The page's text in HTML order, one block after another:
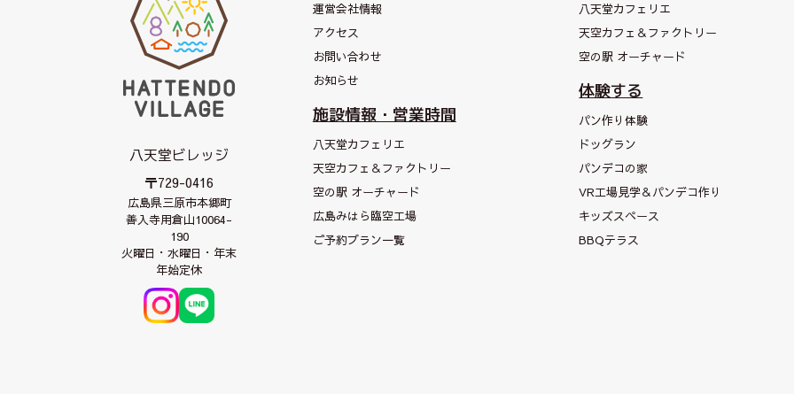
八天堂ビレッジ
〒729-0416
広島県三原市本郷町
善入寺用倉山10064-
190
火曜日・水曜日・年末
年始定休
運営会社情報
アクセス
お問い合わせ
お知らせ
施設情報・営業時間
八天堂カフェリエ
天空カフェ＆ファクトリー
空の駅 オーチャード
広島みはら臨空工場
ご予約プラン一覧
八天堂カフェリエ
天空カフェ＆ファクトリー
空の駅 オーチャード
体験する
パン作り体験
ドッグラン
パンデコの家
VR工場見学＆パンデコ作り
キッズスペース
BBQテラス